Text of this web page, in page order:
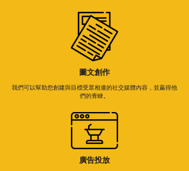
圖文創作
我們可以幫助您創建與目標受眾相連的社交媒體內容，並贏得他
們的青睞。
廣告投放